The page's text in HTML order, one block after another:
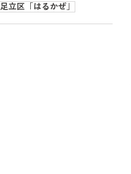
足立区「はるかぜ」